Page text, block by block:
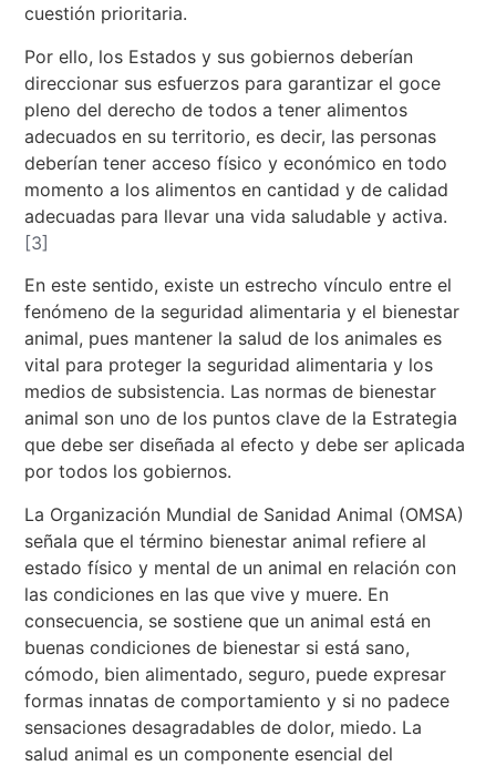
cuestión prioritaria.
Por ello, los Estados y sus gobiernos deberían
direccionar sus esfuerzos para garantizar el goce
pleno del derecho de todos a tener alimentos
adecuados en su territorio, es decir, las personas
deberían tener acceso físico y económico en todo
momento a los alimentos en cantidad y de calidad
adecuadas para llevar una vida saludable y activa.
[3]
En este sentido, existe un estrecho vínculo entre el
fenómeno de la seguridad alimentaria y el bienestar
animal, pues mantener la salud de los animales es
vital para proteger la seguridad alimentaria y los
medios de subsistencia. Las normas de bienestar
animal son uno de los puntos clave de la Estrategia
que debe ser diseñada al efecto y debe ser aplicada
por todos los gobiernos.
La Organización Mundial de Sanidad Animal (OMSA)
señala que el término bienestar animal refiere al
estado físico y mental de un animal en relación con
las condiciones en las que vive y muere. En
consecuencia, se sostiene que un animal está en
buenas condiciones de bienestar si está sano,
cómodo, bien alimentado, seguro, puede expresar
formas innatas de comportamiento y si no padece
sensaciones desagradables de dolor, miedo. La
salud animal es un componente esencial del